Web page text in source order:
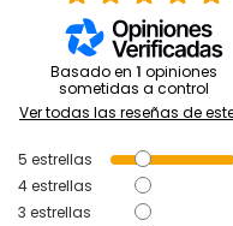
Basado en 1 opiniones
sometidas a control
Ver todas las reseñas de
5 estrellas
4estrellas
3 estrellas